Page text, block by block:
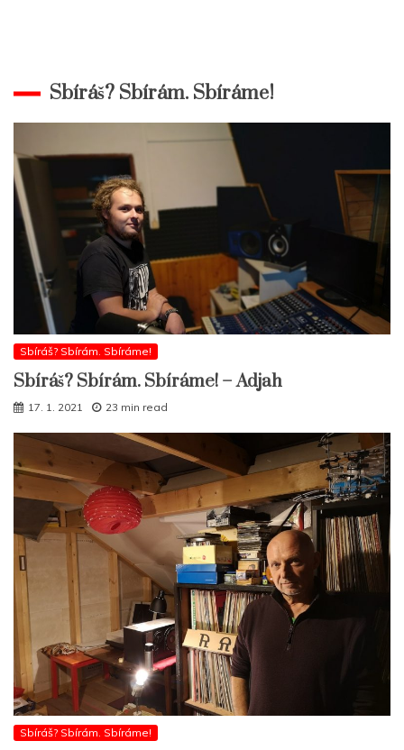
Sbíráš? Sbírám. Sbíráme!
Sbíráš? Sbírám. Sbíráme!
Sbíráš? Sbírám. Sbíráme! – Adjah
17. 1. 2021 23 min read
Sbíráš? Sbírám. Sbíráme!